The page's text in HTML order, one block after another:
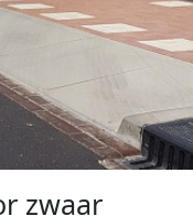
zwaar